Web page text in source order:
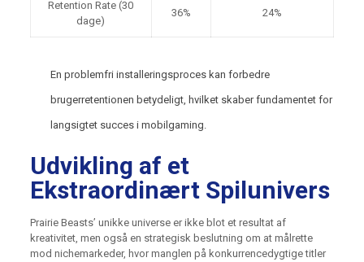
Retention Rate (30
dage)
36% 24%
En problemfri installeringsproces kan forbedre
brugerretentionen betydeligt, hvilket skaber fundamentet for
langsigtet succes i mobilgaming.
Udvikling af et
Ekstraordinært Spilunivers
Prairie Beasts’ unikke universe er ikke blot et resultat af
kreativitet, men også en strategisk beslutning om at målrette
mod nichemarkeder, hvor manglen på konkurrencedygtige titler